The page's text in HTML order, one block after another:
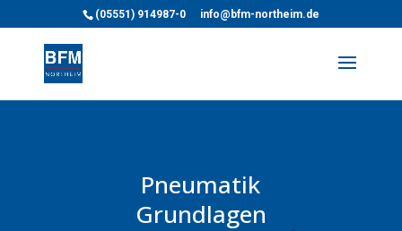
(05551) 914987-0 info@bfm-northeim.de
Pneumatik
Grundlagen